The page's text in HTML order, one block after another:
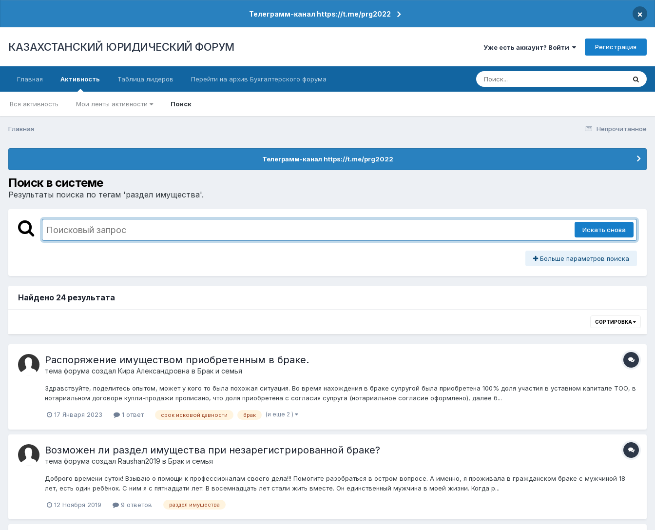
Телеграмм-канал https://t.me/prg2022 ×
КАЗАХСТАНСКИЙ ЮРИДИЧЕСКИЙ ФОРУМ Уже есть аккаунт? Войти Регистрация
Главная Активность
Вся активность Мои ленты активности Поиск
Таблица лидеров Перейти на архив Бухгалтерского форума
Непрочитанное
Главная
Телеграмм-канал https://t.me/prg2022
Поиск в системе
Результаты поиска по тегам 'раздел имущества'.
Искать снова
Больше параметров поиска
Найдено 24 результата
СОРТИРОВКА
Распоряжение имуществом приобретенным в браке.
тема форума создал Кира Александровна в Брак и семья
Здравствуйте, поделитесь опытом, может у кого то была похожая ситуация. Во время нахождения в браке супругой была приобретена 100% доля участия в уставном капитале ТОО, в
нотариальном договоре купли-продажи прописано, что доля приобретена с согласия супруга (нотариальное согласие оформлено), далее б...
17 Января 2023 1 ответ срок исковой давности брак (и еще 2 )
Возможен ли раздел имущества при незарегистрированной браке?
тема форума создал Raushan2019 в Брак и семья
Доброго времени суток! Взываю о помощи к профессионалам своего дела!!! Помогите разобраться в остром вопросе. А именно, я проживала в гражданском браке с мужчиной 18
лет, есть один ребёнок. С ним я с пятнадцати лет. В восемнадцать лет стали жить вместе. Он единственный мужчина в моей жизни. Когда р...
12 Ноября 2019 9 ответов раздел имущества